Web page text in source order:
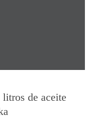
litros de aceite